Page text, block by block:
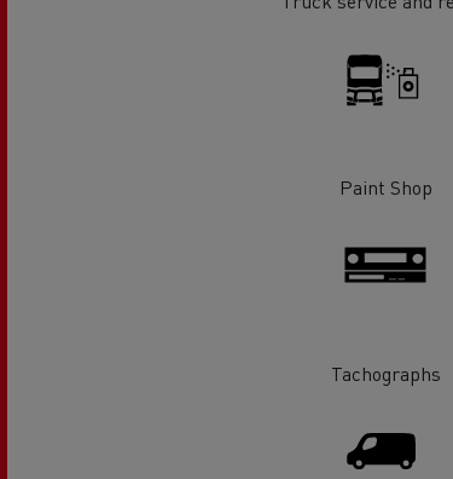
website Used Trucks By Renault
Paint Shop
Tachographs